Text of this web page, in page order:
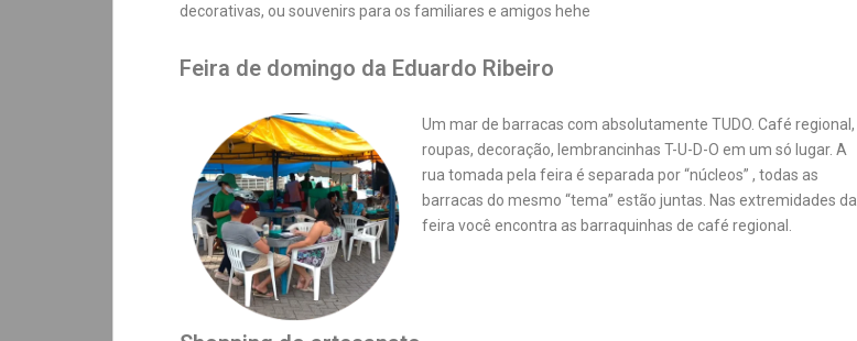
decorativas, ou souvenirs para os familiares e amigos hehe
Feira de domingo da Eduardo Ribeiro
Um mar de barracas com absolutamente TUDO. Café regional,
roupas, decoração, lembrancinhas T-U-D-O em um só lugar. A
rua tomada pela feira é separada por “núcleos” , todas as
barracas do mesmo “tema” estão juntas. Nas extremidades da
feira você encontra as barraquinhas de café regional.